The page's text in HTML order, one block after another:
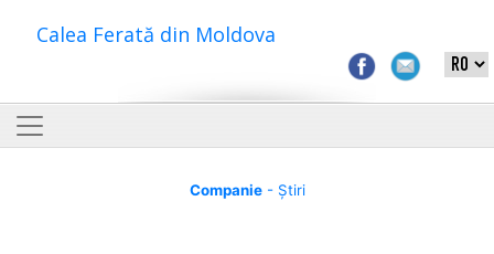
Calea Ferată din Moldova
Companie- Știri